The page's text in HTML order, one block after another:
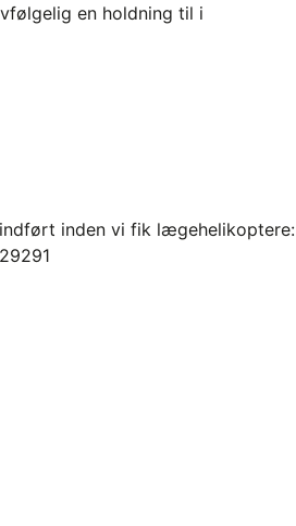
en holdning til i
inden vi fik lægehelikoptere: